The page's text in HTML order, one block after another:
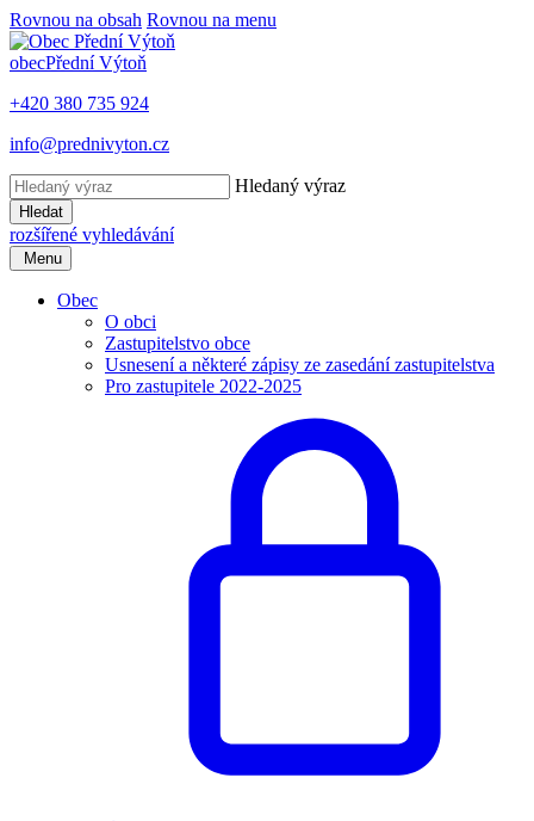
Rovnou na obsah Rovnou na menu
obecPřední Výtoň
+420 380 735 924
info@prednivyton.cz
Hledaný výraz
Hledat
rozšířené vyhledávání
Menu
Obec
O obci
Zastupitelstvo obce
Usnesení a některé zápisy ze zasedání zastupitelstva
Pro zastupitele 2022-2025